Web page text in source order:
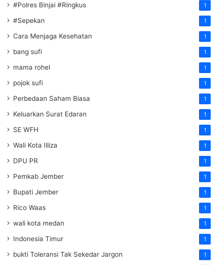
#Polres Binjai #Ringkus 1
#Sepekan 1
Cara Menjaga Kesehatan 1
bang sufi 1
mama rohel 1
pojok sufi 1
Perbedaan Saham Biasa 1
Keluarkan Surat Edaran 1
SE WFH 1
Wali Kota Illiza 1
DPU PR 1
Pemkab Jember 1
Bupati Jember 1
Rico Waas 1
wali kota medan 1
Indonesia Timur 1
bukti Toleransi Tak Sekedar Jargon 1